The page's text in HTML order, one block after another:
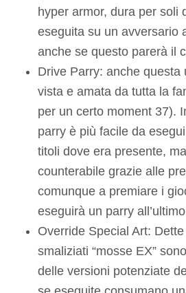
hyper armor, dura per soli
eseguita su un avversario
anche se questo parerà il
Drive Parry: anche questa
vista e amata da tutta la
per un certo moment 37).
parry è più facile da
titoli dove era presente,
counterabile grazie alle
comunque a premiare i
eseguirà un parry
Override Special Art:
smaliziati “mosse EX”
delle versioni potenziate